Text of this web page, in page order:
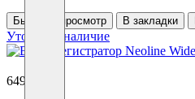
Быстрый просмотр В закладки
Уточнить наличие
6490 ₽